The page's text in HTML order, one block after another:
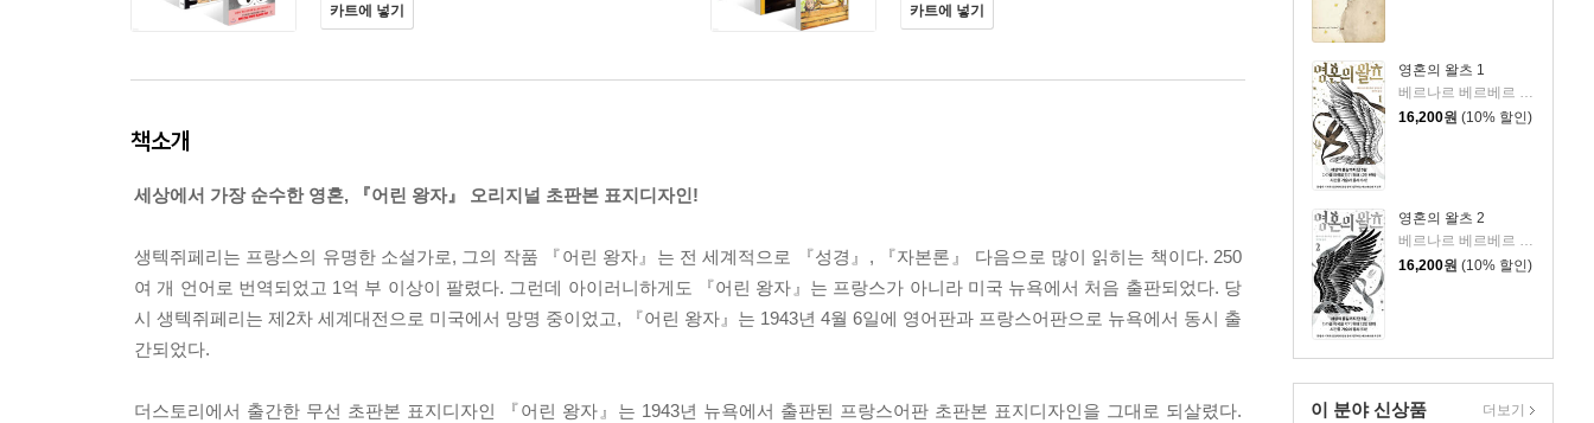
영혼의 왈츠 1
16,200원 (10% 할인)
영혼의 왈츠 2
베르나르 베르베르 저/전미연 역
16,200원 (10% 할인)
이 분야 신상품 더보기
카트에 넣기 카트에 넣기
책소개
세상에서 가장 순수한 영혼, 『어린 왕자』 오리지널 초판본 표지디자인!
생텍쥐페리는 프랑스의 유명한 소설가로, 그의 작품 『어린 왕자』는 전 세계적으로 『성경』, 『자본론』 다음으로 많이 읽히는 책이다. 250
여 개 언어로 번역되었고 1억 부 이상이 팔렸다. 그런데 아이러니하게도 『어린 왕자』는 프랑스가 아니라 미국 뉴욕에서 처음 출판되었다. 당
시 생텍쥐페리는 제2차 세계대전으로 미국에서 망명 중이었고, 『어린 왕자』는 1943년 4월 6일에 영어판과 프랑스어판으로 뉴욕에서 동시 출
간되었다.
더스토리에서 출간한 무선 초판본 표지디자인 『어린 왕자』는 1943년 뉴욕에서 출판된 프랑스어판 초판본 표지디자인을 그대로 되살렸다.